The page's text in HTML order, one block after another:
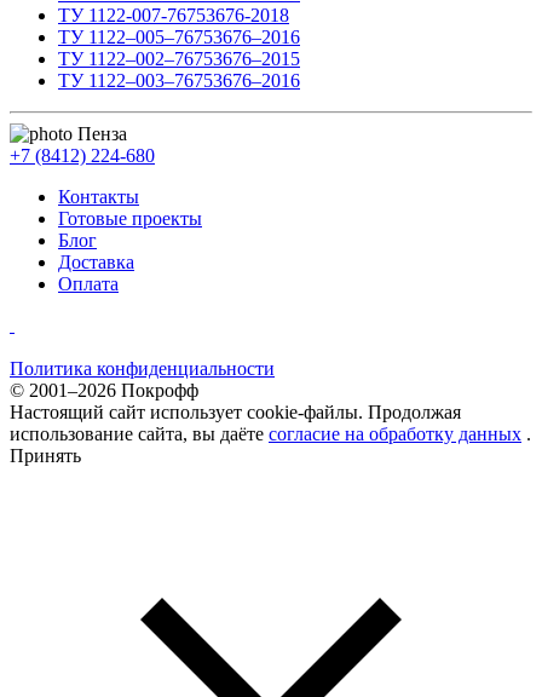
ТУ 1122-007-76753676-2018
ТУ 1122–005–76753676–2016
ТУ 1122–002–76753676–2015
ТУ 1122–003–76753676–2016
Пенза
+7 (8412) 224-680
Контакты
Готовые проекты
Блог
Доставка
Оплата
Политика конфиденциальности
© 2001–2026 Покрофф
Настоящий сайт использует cookie-файлы. Продолжая
использование сайта, вы даёте согласие на обработку данных .
Принять